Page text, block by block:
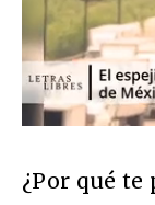
¿Por qué